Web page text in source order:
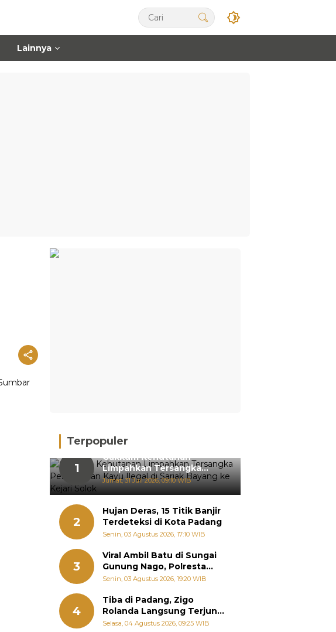
Lainnya
Terpopuler
1
Gakkum Kehutanan
Limpahkan Tersangka
Pemanenan Kayu Ilegal di
Sariak Bayang ke Kejari
Jumat, 31 Juli 2026, 09:10 WIB
2
Hujan Deras, 15 Titik Banjir
Terdeteksi di Kota Padang
Senin, 03 Agustus 2026, 17:10 WIB
3
Viral Ambil Batu di Sungai
Gunung Nago, Polresta
Padang Ungkap Fakta
Senin, 03 Agustus 2026, 19:20 WIB
4
Tiba di Padang, Zigo
Rolanda Langsung Terjun
Bantu Warga Terdampak
Selasa, 04 Agustus 2026, 09:25 WIB